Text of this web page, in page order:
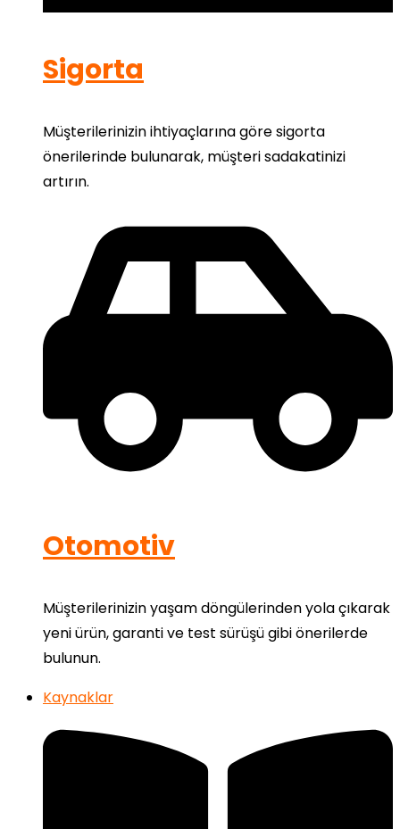
Sigorta
Müşterilerinizin ihtiyaçlarına göre sigorta
önerilerinde bulunarak, müşteri sadakatinizi
artırın.
Otomotiv
Müşterilerinizin yaşam döngülerinden yola çıkarak
yeni ürün, garanti ve test sürüşü gibi önerilerde
bulunun.
Kaynaklar